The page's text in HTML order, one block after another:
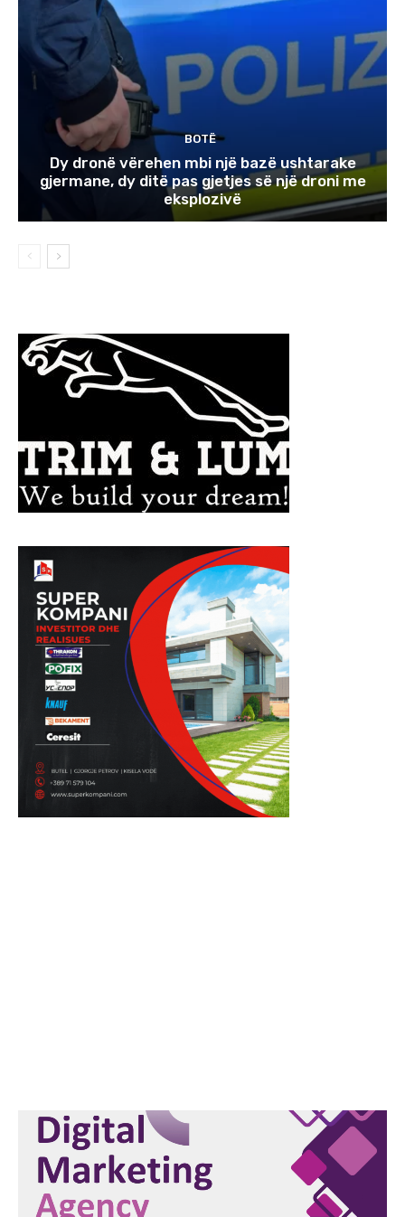
BOTË
Dy dronë vërehen mbi një bazë ushtarake
gjermane, dy ditë pas gjetjes së një droni me
eksplozivë